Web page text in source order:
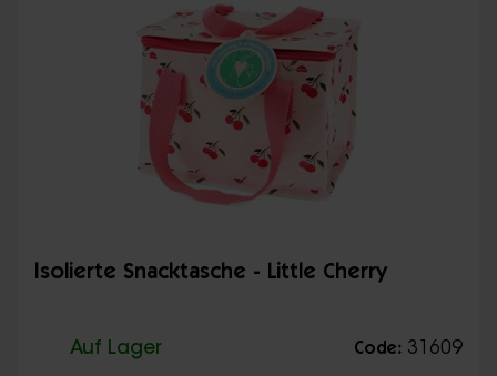
Isolierte Snacktasche - Little Cherry
Auf Lager Code: 31609